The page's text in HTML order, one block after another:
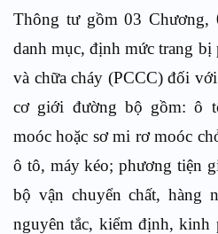
Thông tư gồm 03 Chương,
danh mục, định mức trang
và chữa cháy (PCCC) đối
cơ giới đường bộ gồm: ô
moóc hoặc sơ mi rơ moóc
ô tô, máy kéo; phương tiện
bộ vận chuyển chất, hàng
nguyên tắc, kiểm định, kinh